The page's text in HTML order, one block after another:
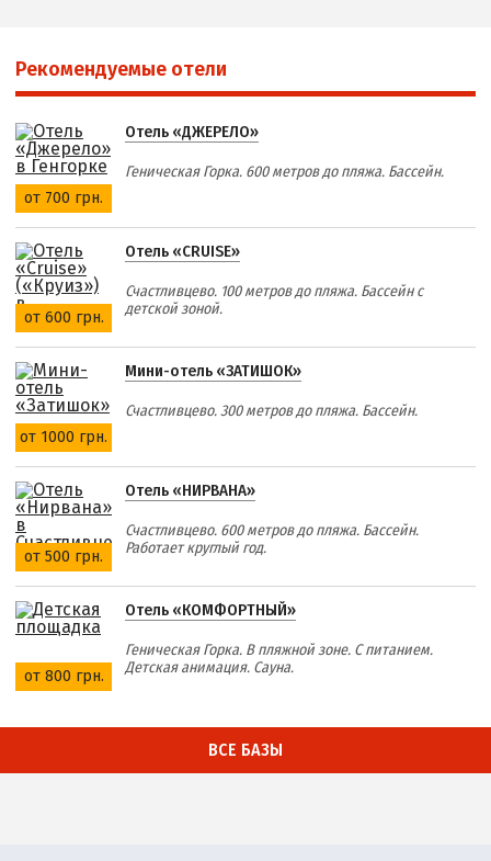
Рекомендуемые отели
от 700 грн.
Отель «ДЖЕРЕЛО»
Геническая Горка. 600 метров до пляжа. Бассейн.
от 600 грн.
Отель «CRUISE»
Счастливцево. 100 метров до пляжа. Бассейн с
детской зоной.
от 1000 грн.
Мини-отель «ЗАТИШОК»
Счастливцево. 300 метров до пляжа. Бассейн.
от 500 грн.
Отель «НИРВАНА»
Счастливцево. 600 метров до пляжа. Бассейн.
Работает круглый год.
от 800 грн.
Отель «КОМФОРТНЫЙ»
Геническая Горка. В пляжной зоне. С питанием.
Детская анимация. Сауна.
ВСЕ БАЗЫ